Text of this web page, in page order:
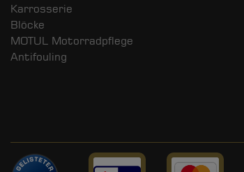
Karrosserie
Blöcke
MOTUL Motorradpflege
Antifouling